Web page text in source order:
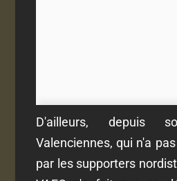
D'ailleurs, depuis
Valenciennes, qui n'a
par les supporters